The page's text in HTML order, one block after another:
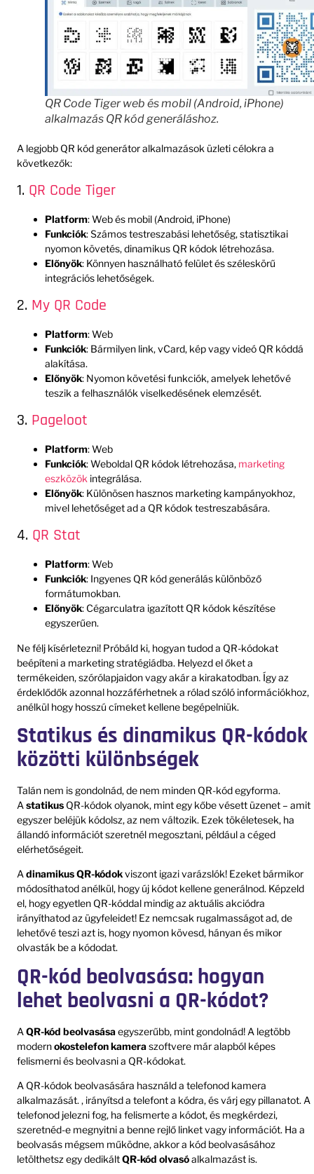
QR Code Tiger web és mobil (Android, iPhone)
alkalmazás QR kód generáláshoz.
A legjobb QR kód generátor alkalmazások üzleti célokra a
következők:
1. QR Code Tiger
Platform: Web és mobil (Android, iPhone)
Funkciók: Számos testreszabási lehetőség, statisztikai
nyomon követés, dinamikus QR kódok létrehozása.
Előnyök: Könnyen használható felület és széleskörű
integrációs lehetőségek.
2. My QR Code
Platform: Web
Funkciók: Bármilyen link, vCard, kép vagy videó QR kóddá
alakítása.
Előnyök: Nyomon követési funkciók, amelyek lehetővé
teszik a felhasználók viselkedésének elemzését.
3. Pageloot
Platform: Web
Funkciók: Weboldal QR kódok létrehozása, marketing
eszközök integrálása.
Előnyök: Különösen hasznos marketing kampányokhoz,
mivel lehetőséget ad a QR kódok testreszabására.
4. QR Stat
Platform: Web
Funkciók: Ingyenes QR kód generálás különböző
formátumokban.
Előnyök: Cégarculatra igazított QR kódok készítése
egyszerűen.
Ne félj kísérletezni! Próbáld ki, hogyan tudod a QR-kódokat
beépíteni a marketing stratégiádba. Helyezd el őket a
termékeiden, szórólapjaidon vagy akár a kirakatodban. Így az
érdeklődők azonnal hozzáférhetnek a rólad szóló információkhoz,
anélkül hogy hosszú címeket kellene begépelniük.
Statikus és dinamikus QR-kódok
közötti különbségek
Talán nem is gondolnád, de nem minden QR-kód egyforma.
Astatikus QR-kódok olyanok, mint egy kőbe vésett üzenet – amit
egyszer beléjük kódolsz, az nem változik. Ezek tökéletesek, ha
állandó információt szeretnél megosztani, például a céged
elérhetőségeit.
Adinamikus QR-kódokviszont igazi varázslók! Ezeket bármikor
módosíthatod anélkül, hogy új kódot kellene generálnod. Képzeld
el, hogy egyetlen QR-kóddal mindig az aktuális akciódra
irányíthatod az ügyfeleidet! Ez nemcsak rugalmasságot ad, de
lehetővé teszi azt is, hogy nyomon kövesd, hányan és mikor
olvasták be a kódodat.
QR-kód beolvasása: hogyan
lehet beolvasni a QR-kódot?
AQR-kód beolvasásaegyszerűbb, mint gondolnád! A legtöbb
modernokostelefon kameraszoftvere már alapból képes
felismerni és beolvasni a QR-kódokat.
A QR-kódok beolvasására használd a telefonod kamera
alkalmazását. , irányítsd a telefont a kódra, és várj egy pillanatot. A
telefonod jelezni fog, ha felismerte a kódot, és megkérdezi,
szeretnéd-e megnyitni a benne rejlő linket vagy információt. Ha a
beolvasás mégsem működne, akkor a kód beolvasásához
letölthetsz egy dedikáltQR-kód olvasóalkalmazást is.